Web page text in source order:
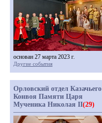
основан 27 марта 2023 г.
Другие события
Орловский отдел Казачьего
Конвоя Памяти Царя
Мученика Николая II(29)